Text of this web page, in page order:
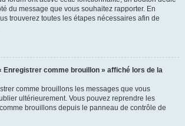
du message que vous souhaitez rapporter. En
trouverez toutes les étapes nécessaires afin de
Enregistrer comme brouillon » affiché lors de la
comme brouillons les messages que vous
ultérieurement. Vous pouvez reprendre les
brouillons depuis le panneau de contrôle de